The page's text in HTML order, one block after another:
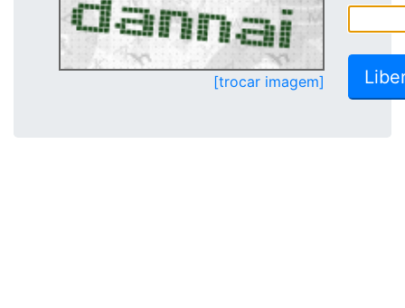
[trocar imagem]